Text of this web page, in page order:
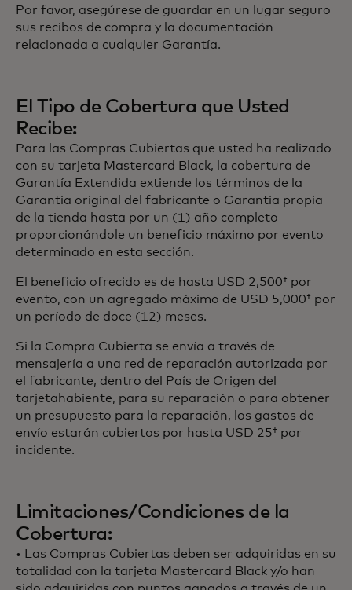
Por favor, asegúrese de guardar en un lugar seguro
sus recibos de compra y la documentación
relacionada a cualquier Garantía.
El Tipo de Cobertura que Usted
Recibe:
Para las Compras Cubiertas que usted ha realizado
con su tarjeta Mastercard Black, la cobertura de
Garantía Extendida extiende los términos de la
Garantía original del fabricante o Garantía propia
de la tienda hasta por un (1) año completo
proporcionándole un beneficio máximo por evento
determinado en esta sección.
El beneficio ofrecido es de hasta USD 2,500† por
evento, con un agregado máximo de USD 5,000† por
un período de doce (12) meses.
Si la Compra Cubierta se envía a través de
mensajería a una red de reparación autorizada por
el fabricante, dentro del País de Origen del
tarjetahabiente, para su reparación o para obtener
un presupuesto para la reparación, los gastos de
envío estarán cubiertos por hasta USD 25† por
incidente.
Limitaciones/Condiciones de la
Cobertura:
• Las Compras Cubiertas deben ser adquiridas en su
totalidad con la tarjeta Mastercard Black y/o han